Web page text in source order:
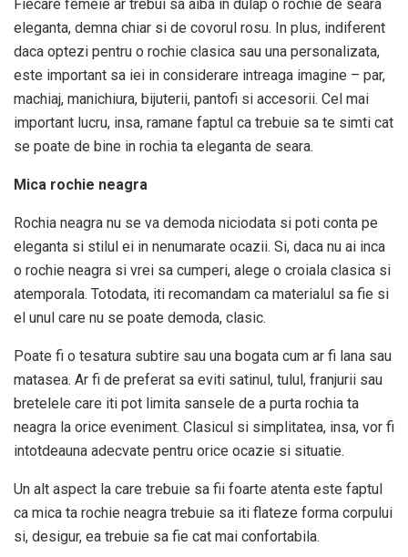
Fiecare femeie ar trebui sa aiba in dulap o rochie de seara
eleganta, demna chiar si de covorul rosu. In plus, indiferent
daca optezi pentru o rochie clasica sau una personalizata,
este important sa iei in considerare intreaga imagine – par,
machiaj, manichiura, bijuterii, pantofi si accesorii. Cel mai
important lucru, insa, ramane faptul ca trebuie sa te simti cat
se poate de bine in rochia ta eleganta de seara.
Mica rochie neagra
Rochia neagra nu se va demoda niciodata si poti conta pe
eleganta si stilul ei in nenumarate ocazii. Si, daca nu ai inca
o rochie neagra si vrei sa cumperi, alege o croiala clasica si
atemporala. Totodata, iti recomandam ca materialul sa fie si
el unul care nu se poate demoda, clasic.
Poate fi o tesatura subtire sau una bogata cum ar fi lana sau
matasea. Ar fi de preferat sa eviti satinul, tulul, franjurii sau
bretelele care iti pot limita sansele de a purta rochia ta
neagra la orice eveniment. Clasicul si simplitatea, insa, vor fi
intotdeauna adecvate pentru orice ocazie si situatie.
Un alt aspect la care trebuie sa fii foarte atenta este faptul
ca mica ta rochie neagra trebuie sa iti flateze forma corpului
si, desigur, ea trebuie sa fie cat mai confortabila.